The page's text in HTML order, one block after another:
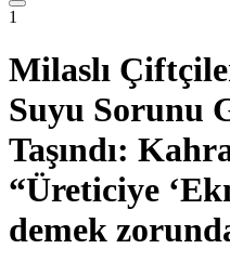
1
Milaslı
Suyu Sorunu
Taşındı:
“Üreticiye
demek